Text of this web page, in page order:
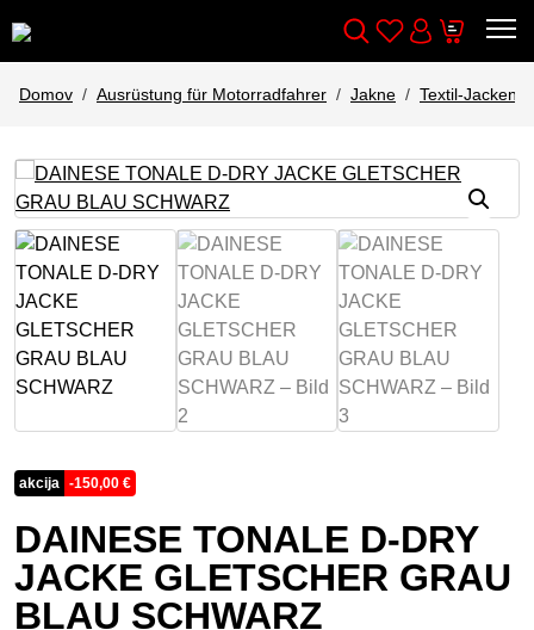
Wishlist
Account
Cart
Domov Ausrüstung für Motorradfahrer Jakne Textil-Jacken
akcija -150,00 €
DAINESE TONALE D-DRY
JACKE GLETSCHER GRAU
BLAU SCHWARZ